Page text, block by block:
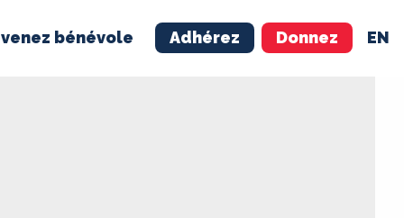
bénévole Adhérez Donnez EN